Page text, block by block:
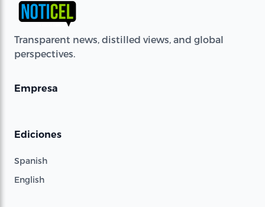
Transparent news, distilled views, and global
perspectives.
Empresa
Ediciones
Spanish
English